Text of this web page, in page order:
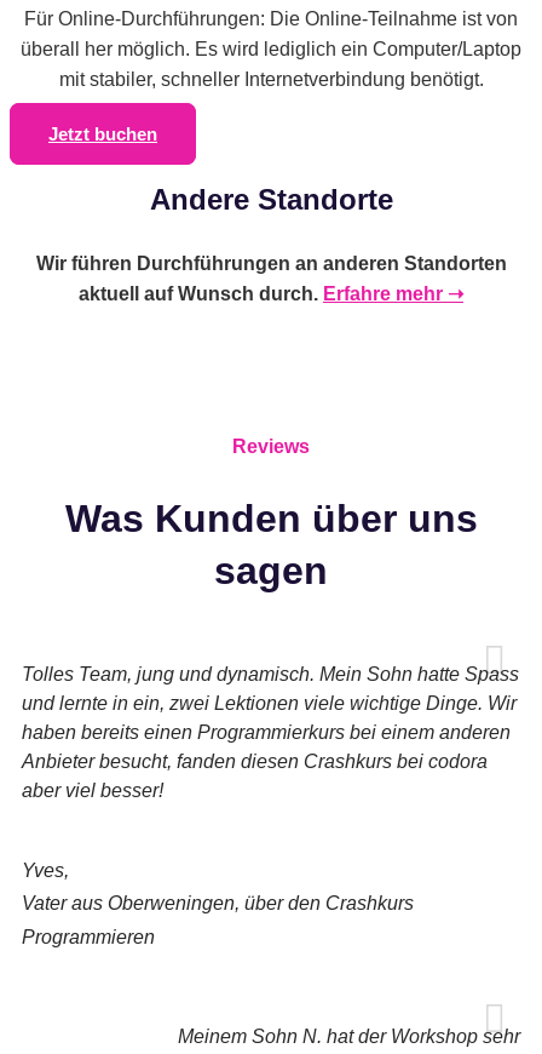
Für Online-Durchführungen: Die Online-Teilnahme ist von
überall her möglich. Es wird lediglich ein Computer/Laptop
mit stabiler, schneller Internetverbindung benötigt.
Jetzt buchen
Andere Standorte
Wir führen Durchführungen an anderen Standorten
aktuell auf Wunsch durch. Erfahre mehr ➝
Reviews
Was Kunden über uns
sagen
Tolles Team, jung und dynamisch. Mein Sohn hatte Spass
und lernte in ein, zwei Lektionen viele wichtige Dinge. Wir
haben bereits einen Programmierkurs bei einem anderen
Anbieter besucht, fanden diesen Crashkurs bei codora
aber viel besser!
Yves,
Vater aus Oberweningen, über den Crashkurs
Programmieren
Meinem Sohn N. hat der Workshop sehr